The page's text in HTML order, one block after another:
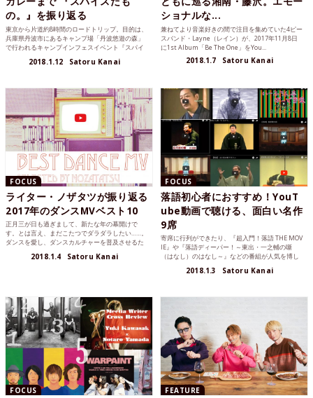
の。』を振り返る
東京から片道約8時間のロードトリップ。目的は、
兵庫県丹波市にあるキャンプ場「丹波悠遊の森」
で行われるキャンプインフェスイベント『スパイ
2018.1.12 Satoru Kanai
ショナルな...
兼ねてより音楽好きの間で注目を集めていた4ピー
スバンド・Layne（レイン）が、2017年11月8日
に1st Album「Be The One」をYou...
2018.1.7 Satoru Kanai
FOCUS
ライター・ノザタツが振り返る
2017年のダンスMVベスト10
正月三が日も過ぎまして、新たな年の幕開けで
す。とは言え、まだこたつでダラダラしたい……。
ダンスを愛し、ダンスカルチャーを普及させるた
2018.1.4 Satoru Kanai
FOCUS
落語初心者におすすめ！YouT
ube動画で聴ける、面白い名作
9席
寄席に行列ができたり、『超入門！落語 THE MOV
IE』や『落語ディーパー！～東出・一之輔の噺
（はなし）のはなし～』などの番組が人気を博し
2018.1.3 Satoru Kanai
FOCUS FEATURE